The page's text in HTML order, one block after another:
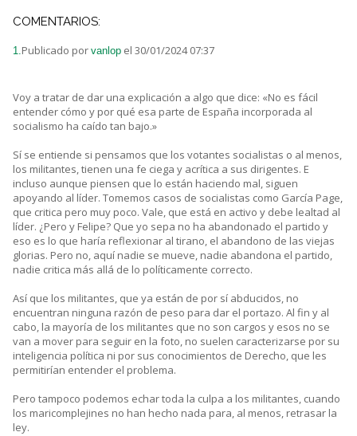
COMENTARIOS:
1.Publicado por vanlop el 30/01/2024 07:37
Voy a tratar de dar una explicación a algo que dice: «No es fácil
entender cómo y por qué esa parte de España incorporada al
socialismo ha caído tan bajo.»
Sí se entiende si pensamos que los votantes socialistas o al menos,
los militantes, tienen una fe ciega y acrítica a sus dirigentes. E
incluso aunque piensen que lo están haciendo mal, siguen
apoyando al líder. Tomemos casos de socialistas como García Page,
que critica pero muy poco. Vale, que está en activo y debe lealtad al
líder. ¿Pero y Felipe? Que yo sepa no ha abandonado el partido y
eso es lo que haría reflexionar al tirano, el abandono de las viejas
glorias. Pero no, aquí nadie se mueve, nadie abandona el partido,
nadie critica más allá de lo políticamente correcto.
Así que los militantes, que ya están de por sí abducidos, no
encuentran ninguna razón de peso para dar el portazo. Al fin y al
cabo, la mayoría de los militantes que no son cargos y esos no se
van a mover para seguir en la foto, no suelen caracterizarse por su
inteligencia política ni por sus conocimientos de Derecho, que les
permitirían entender el problema.
Pero tampoco podemos echar toda la culpa a los militantes, cuando
los maricomplejines no han hecho nada para, al menos, retrasar la
ley.